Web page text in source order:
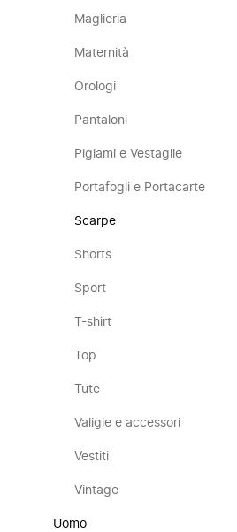
Maglieria
Maternità
Orologi
Pantaloni
Pigiami e Vestaglie
Portafogli e Portacarte
Scarpe
Shorts
Sport
T-shirt
Top
Tute
Valigie e accessori
Vestiti
Vintage
Uomo